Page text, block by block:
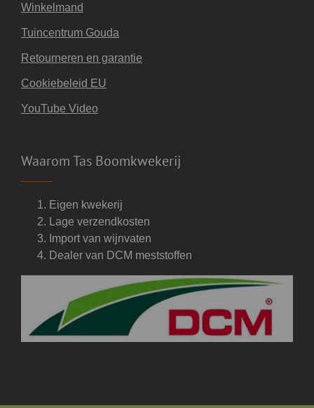
Winkelmand
Tuincentrum Gouda
Retourneren en garantie
Cookiebeleid EU
YouTube Video
Waarom Tas Boomkwekerij
Eigen kwekerij
Lage verzendkosten
Import van wijnvaten
Dealer van DCM meststoffen